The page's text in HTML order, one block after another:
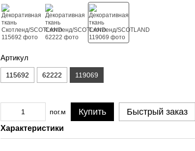
Артикул
115692 62222 119069
пог.м Купить Быстрый заказ
Характеристики